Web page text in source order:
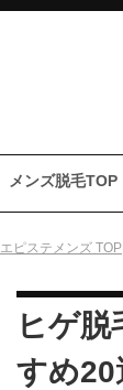
メンズ脱毛TOP
エピステメンズ TOP
ヒゲ
すめ20